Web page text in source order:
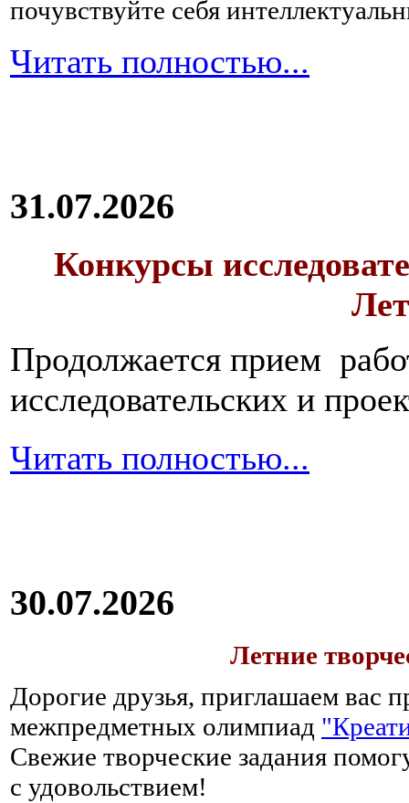
почувствуйте себя
Читать полностью...
31.07.2026
Конкурсы
Продолжается прием
исследовательских и
Читать полностью...
30.07.2026
Летние
Дорогие друзья, приглашаем вас
межпредметных олимпиад
Свежие творческие задания
с удовольствием!